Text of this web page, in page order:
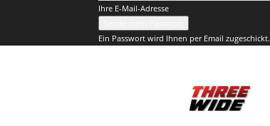
Ihre E-Mail-Adresse
Ein Passwort wird Ihnen per Email zugeschickt.